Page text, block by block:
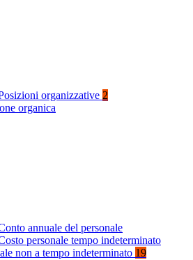
organizzative 2
organica
annuale del personale
personale tempo indeterminato
non a tempo indeterminato 19